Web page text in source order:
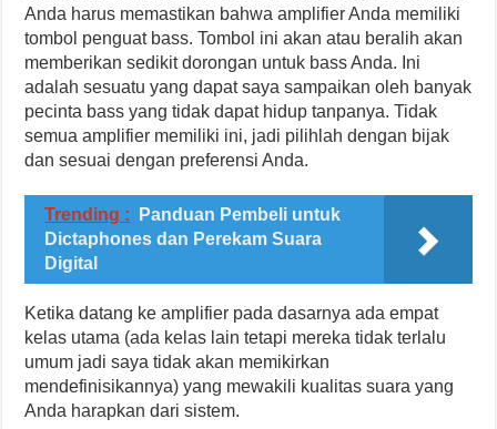
Anda harus memastikan bahwa amplifier Anda memiliki
tombol penguat bass. Tombol ini akan atau beralih akan
memberikan sedikit dorongan untuk bass Anda. Ini
adalah sesuatu yang dapat saya sampaikan oleh banyak
pecinta bass yang tidak dapat hidup tanpanya. Tidak
semua amplifier memiliki ini, jadi pilihlah dengan bijak
dan sesuai dengan preferensi Anda.
Trending :
Panduan Pembeli untuk
Dictaphones dan Perekam Suara
Digital
Ketika datang ke amplifier pada dasarnya ada empat
kelas utama (ada kelas lain tetapi mereka tidak terlalu
umum jadi saya tidak akan memikirkan
mendefinisikannya) yang mewakili kualitas suara yang
Anda harapkan dari sistem.